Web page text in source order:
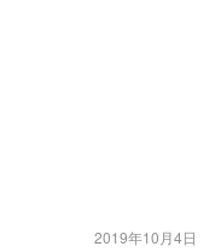
2019年10月4日